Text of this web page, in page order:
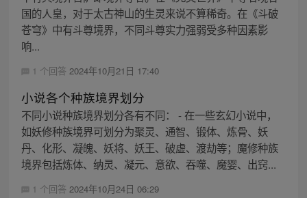
国的人皇，对于太古神山的生灵来说不算稀奇。在《斗破
苍穹》中有斗尊境界，不同斗尊实力强弱受多种因素影
响...
1 个回答 2024年10月21日 17:40
小说各个种族境界划分
不同小说种族境界划分各有不同： - 在一些玄幻小说中，
如妖修种族境界可划分为聚灵、通智、锻体、炼骨、妖
丹、化形、凝魄、妖将、妖王、破虚、渡劫等；魔修种族
境界包括炼体、纳灵、凝元、意欲、吞噬、魔婴、出窍...
1 个回答 2024年10月24日 06:29